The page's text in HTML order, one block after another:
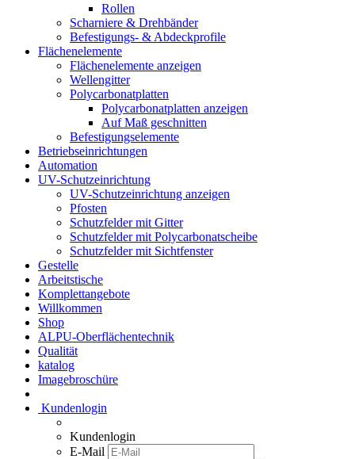
Rollen
Scharniere & Drehbänder
Befestigungs- & Abdeckprofile
Flächenelemente
Flächenelemente anzeigen
Wellengitter
Polycarbonatplatten
Polycarbonatplatten anzeigen
Auf Maß geschnitten
Befestigungselemente
Betriebseinrichtungen
Automation
UV-Schutzeinrichtung
UV-Schutzeinrichtung anzeigen
Pfosten
Schutzfelder mit Gitter
Schutzfelder mit Polycarbonatscheibe
Schutzfelder mit Sichtfenster
Gestelle
Arbeitstische
Komplettangebote
Willkommen
Shop
ALPU-Oberflächentechnik
Qualität
katalog
Imagebroschüre
Kundenlogin
Kundenlogin
E-Mail